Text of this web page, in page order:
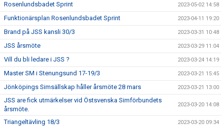
Rosenlundsbadet Sprint 2023-05-02 14:58
Funktionärsplan Rosenlundsbadet Sprint 2023-04-11 19:20
Brand på JSS kansli 30/3 2023-03-31 10:48
JSS årsmöte 2023-03-29 11:04
Vill du bli ledare i JSS ? 2023-03-24 14:19
Master SM i Stenungsund 17-19/3 2023-03-21 15:45
Jönköpings Simsällskap håller årsmöte 28 mars 2023-03-21 13:00
JSS are fick utmärkelser vid Östsvenska Simförbundets
årsmöte.
2023-03-20 14:08
Triangeltävling 18/3 2023-03-20 09:34